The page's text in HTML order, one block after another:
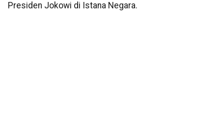
Presiden Jokowi di Istana Negara.